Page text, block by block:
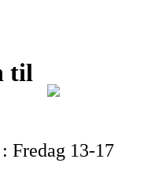
til
Fredag 13-17